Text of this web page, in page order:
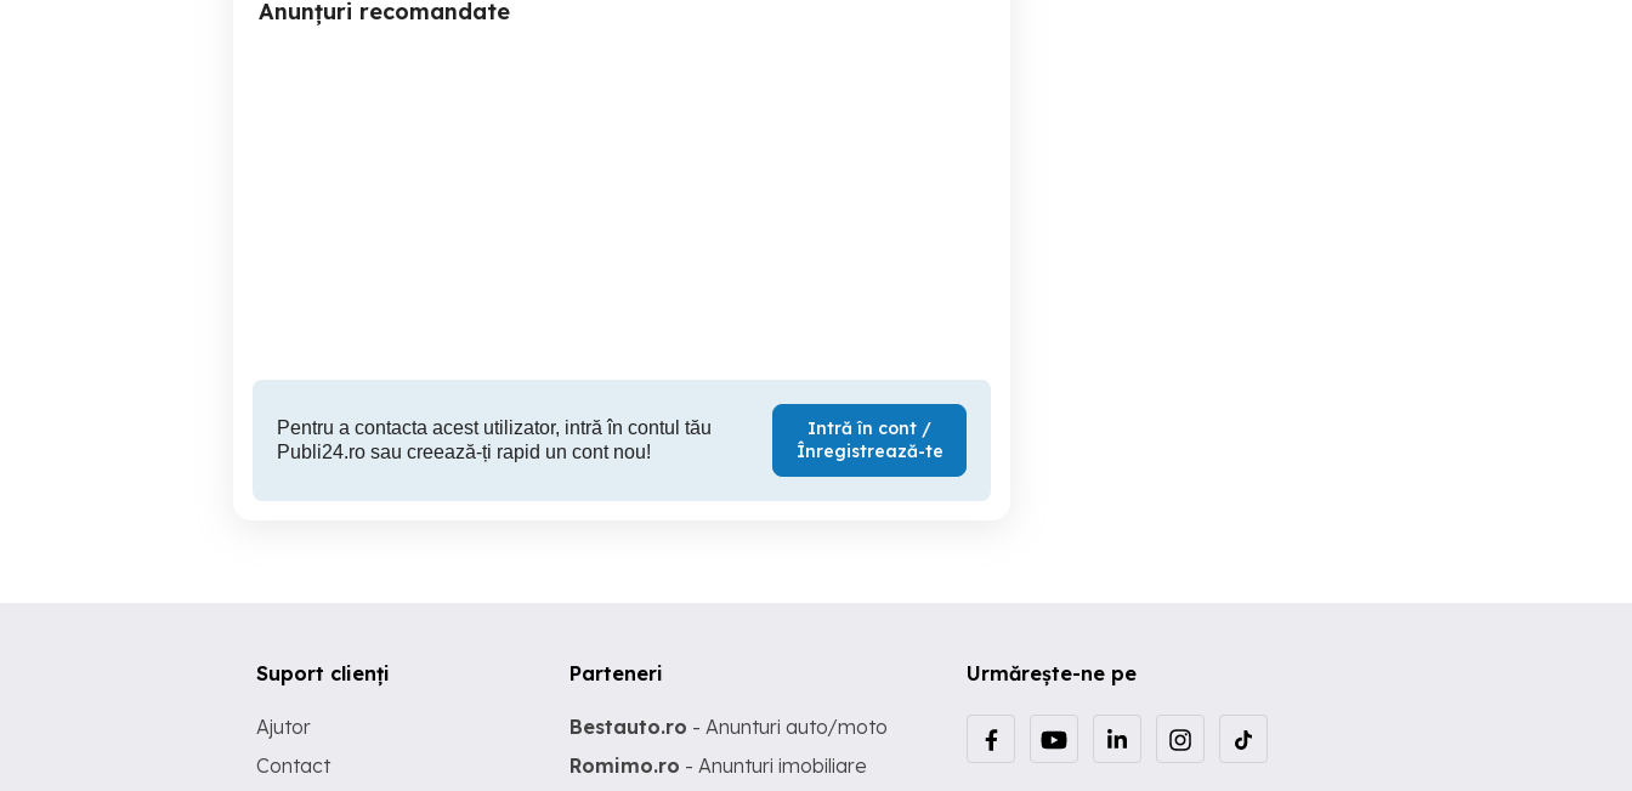
Anunțuri recomandate
Pentru a contacta acest utilizator, intră în contul tău
Publi24.ro sau creează-ți rapid un cont nou!
Intră în cont /
Înregistrează-te
Urmărește-ne pe
Suport clienți
Ajutor
Contact
Parteneri
Bestauto.ro - Anunturi auto/moto
Romimo.ro - Anunturi imobiliare